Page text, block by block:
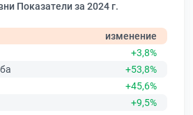
Показатели за 2024 г.
изменение
+3,8%
+53,8%
+45,6%
+9,5%